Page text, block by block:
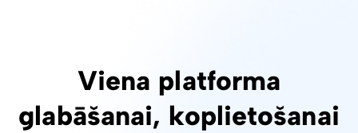
Viena platforma
glabāšanai, koplietošanai